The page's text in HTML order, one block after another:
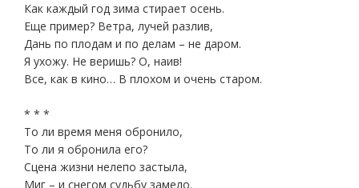
Как каждый год зима стирает осень.
Еще пример? Ветра, лучей разлив,
Дань по плодам и по делам – не даром.
Я ухожу. Не веришь? О, наив!
Все, как в кино… В плохом и очень старом.
* * *
То ли время меня обронило,
То ли я обронила его?
Сцена жизни нелепо заcтыла,
Миг – и снегом судьбу замело.